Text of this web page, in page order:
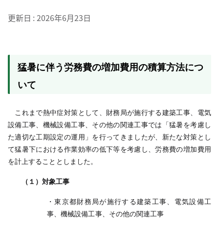
更新日 2026年6月23日
猛暑に伴う労務費の増加費用の積算方法につ
いて
これまで熱中症対策として、財務局が施行する建築工事、電気
設備工事、機械設備工事、その他の関連工事では「猛暑を考慮し
た適切な工期設定の運用」を行ってきましたが、新たな対策とし
て猛暑下における作業効率の低下等を考慮し、労務費の増加費用
を計上することとしました。
（１）対象工事
・東京都財務局が施行する建築工事、電気設備工
事、機械設備工事、その他の関連工事